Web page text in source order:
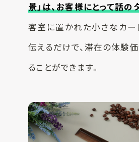
景」は、お客様にとって話の
客室に置かれた小さなカー
伝えるだけで、滞在の体験
ることができます。